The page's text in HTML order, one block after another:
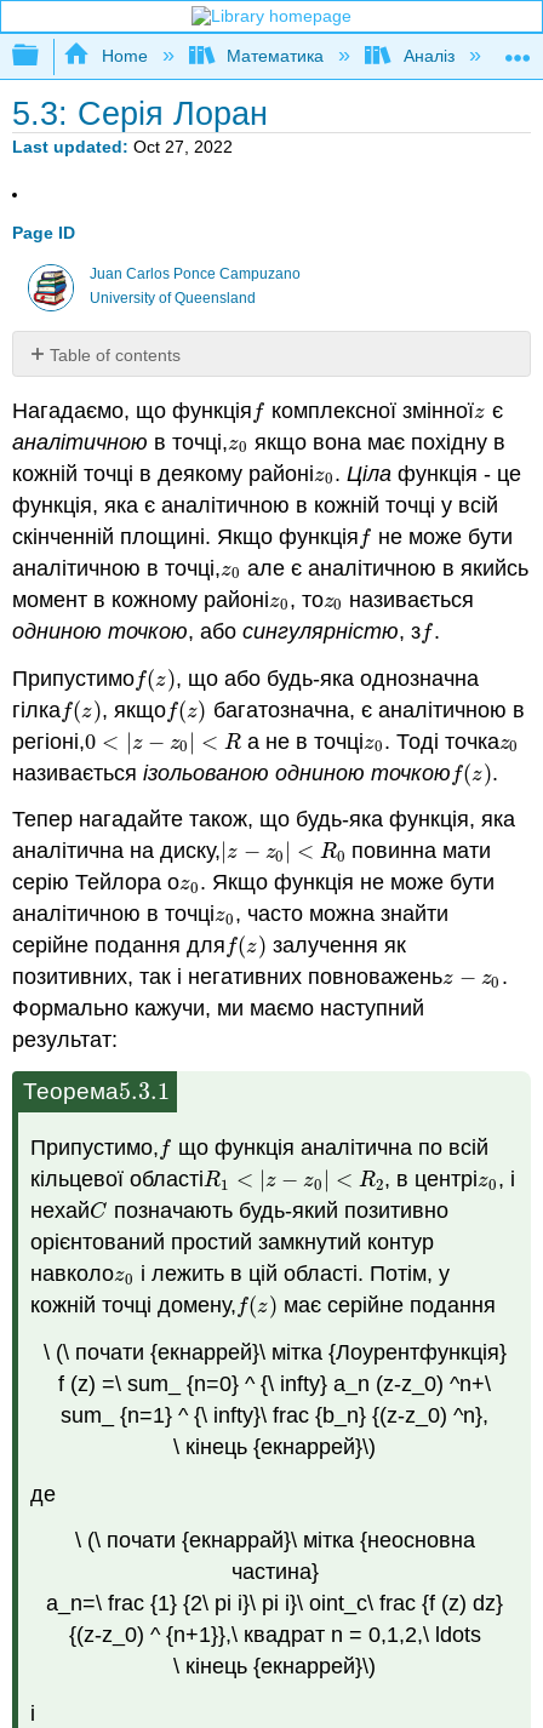
Expand/collapse global hierarchy
Home Математика Аналіз
5.3: Серія Лоран
Last updated Oct 27, 2022
Page ID
Juan Carlos Ponce Campuzano
University of Queensland
Table of contents
No
Нагадаємо, що функція f
f комплексної змінноїz
z є
аналітичною в точці,z0
z0 якщо вона має похідну в
кожній точці в деякому районіz0
z0. Ціла функція - це
функція, яка є аналітичною в кожній точці у всій
скінченній площині. Якщо функція f
f не може бути
аналітичною в точці,z0
z0 але є аналітичною в якийсь
момент в кожному районіz0
z0, тоz0
z0 називається
одниною точкою, абосингулярністю, зf
f .
Припустимоf(z)
f(z) , що або будь-яка однозначна
гілкаf(z)
f(z) , якщоf(z)
f(z)
багатозначна, є аналітичною в
регіоні,0 < |z − z0 | < R
0 <|z −z0 |<R а не в точціz0
z0. Тоді точкаz0
z0
називаєтьсяізольованою одниною точкою f(z)
f(z) .
Тепер нагадайте також, що будь-яка функція, яка
аналітична на диску, |z − z0 < R0
|z −z 0|< R0
повинна мати
серію Тейлора оz0
z0. Якщо функція не може бути
аналітичною в точціz0
z0, часто можна знайти
серійне подання для f(z)
f(z)
залучення як
позитивних, так і негативних повноваженьz − z0
z −z 0 .
Формально кажучи, ми маємо наступний
результат:
Теорема5.3.1
5.3.1
Припустимо, f
f що функція аналітична по всій
кільцевої областіR1 < |z − z0 < R2
R1 <|z −z0 |<R 2 , в центріz0
z0, і
нехайC
C позначають будь-який позитивно
орієнтований простий замкнутий контур
навколоz0
z0 і лежить в цій області. Потім, у
кожній точці домену, f(z)
f(z)
має серійне подання
\ (\ почати {екнаррей}\ мітка {Лоурентфункція}
f (z) =\ sum_ {n=0} ^ {\ infty} a_n (z-z_0) ^n+\
sum_ {n=1} ^ {\ infty}\ frac {b_n} {(z-z_0) ^n},
\ кінець {екнаррей}\)
де
\ (\ почати {екнаррай}\ мітка {неосновна
частина}
a_n=\ frac {1} {2\ pi i}\ pi i}\ oint_c\ frac {f (z) dz}
{(z-z_0) ^ {n+1}},\ квадрат n = 0,1,2,\ ldots
\ кінець {екнаррей}\)
і